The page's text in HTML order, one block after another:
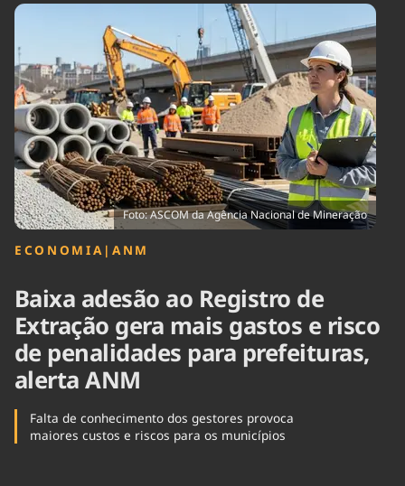
Brasil
Brasil Mineral
Ciência &
Tecnologia
Cinema
Comportamento
Cultura
Economia
Educação
Infraestrutura
Internacional
Meio Ambiente
Podcast
Política
Saúde
Tempo
Foto: ASCOM da Agência Nacional de Mineração
ECONOMIA | ANM
Baixa adesão ao Registro de
Extração gera mais gastos e risco
de penalidades para prefeituras,
alerta ANM
Falta de conhecimento dos gestores provoca
maiores custos e riscos para os municípios